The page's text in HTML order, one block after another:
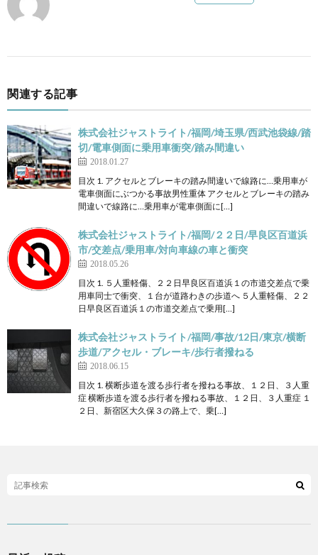
関連する記事
株式会社ジャストライト/福岡/埼玉県/西武池袋線/踏
切/電車側面に乗用車衝突/踏み間違い
2018.01.27
目次 1. アクセルとブレーキの踏み間違いで線路に…乗用車が
電車側面にぶつかる事故男性重体 アクセルとブレーキの踏み
間違いで線路に…乗用車が電車側面に[…]
株式会社ジャストライト/福岡/２２日/早良区百道浜
市/交差点/乗用車/対向車線の車と衝突
2018.05.26
目次 1. ５人重軽傷、２２日早良区百道浜１の市道交差点で乗
用車同士で衝突、１台が道路わきの歩道へ ５人重軽傷、２２
日早良区百道浜１の市道交差点で乗用[…]
株式会社ジャストライト/福岡/事故/12日/東京/横断
歩道/アクセル・ブレーキ/歩行者撥ねる
2018.06.15
目次 1. 横断歩道を渡る歩行者を撥ねる事故、１２日、３人重
症 横断歩道を渡る歩行者を撥ねる事故、１２日、３人重症 １
２日、新宿区大久保３の路上で、乗[…]